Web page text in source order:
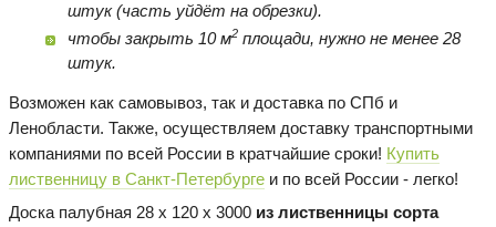
штук (часть уйдёт на обрезки).
чтобы закрыть 10 м2площади, нужно не менее 28
штук.
Возможен как самовывоз, так и доставка по СПб и
Ленобласти. Также, осуществляем доставку транспортными
компаниями по всей России в кратчайшие сроки! Купить
лиственницу в Санкт-Петербурге и по всей России - легко!
Доска палубная 28 х 120 х 3000 из лиственницы сорта